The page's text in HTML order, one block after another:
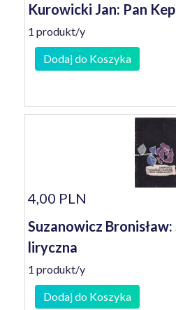
Kurowicki Jan: Pan
1 produkt/y
Dodaj do Koszyka
4,00 PLN
Suzanowicz
liryczna
1 produkt/y
Dodaj do Koszyka